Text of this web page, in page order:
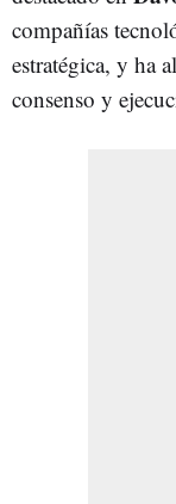
compañías
estratégica, y ha
consenso y